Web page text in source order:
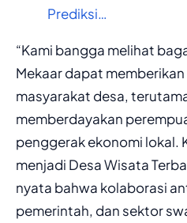
Prediksi…
“Kami bangga melihat
Mekaar dapat
masyarakat desa,
memberdayakan
penggerak ekonomi lokal.
menjadi Desa Wisata
nyata bahwa kolaborasi
pemerintah, dan sektor